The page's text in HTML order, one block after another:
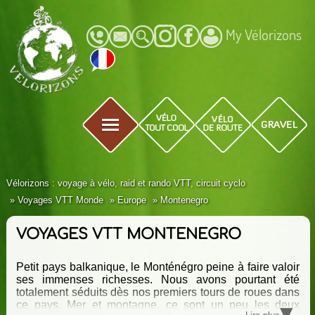
My Vélorizons
Vélorizons : voyage à vélo, raid et rando VTT, circuit cyclo
Voyages VTT Monde
Europe Montenegro
VOYAGES VTT MONTENEGRO
Petit pays balkanique, le Monténégro peine à faire valoir
ses immenses richesses. Nous avons pourtant été
totalement séduits dès nos premiers tours de roues dans
ce pays. Mer et montagne, ce sont un peu les deux